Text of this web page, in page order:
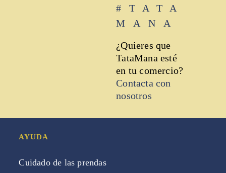
#TATA
MANA
¿Quieres que
TataMana esté
en tu comercio?
Contacta con
nosotros
AYUDA
Cuidado de las prendas